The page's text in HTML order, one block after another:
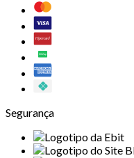
Segurança